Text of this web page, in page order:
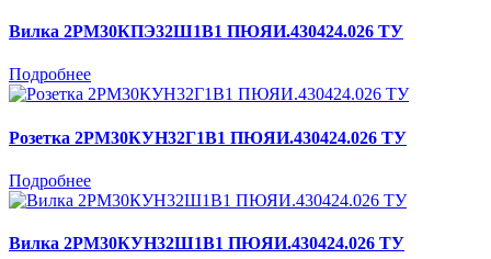
Вилка 2РМ30КПЭ32Ш1В1 ПЮЯИ.430424.026 ТУ
Подробнее
Розетка 2РМ30КУН32Г1В1 ПЮЯИ.430424.026 ТУ
Подробнее
Вилка 2РМ30КУН32Ш1В1 ПЮЯИ.430424.026 ТУ